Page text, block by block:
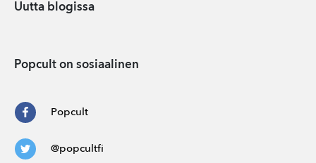
Uutta blogissa
Popcult on sosiaalinen
Popcult
@popcultfi